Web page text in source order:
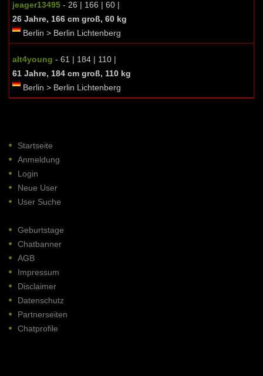
jeager13495 - 26 | 166 | 60 |
26 Jahre, 166 cm groß, 60 kg
Berlin > Berlin Lichtenberg
alt4young - 61 | 184 | 110 |
61 Jahre, 184 cm groß, 110 kg
Berlin > Berlin Lichtenberg
Startseite
Anmeldung
Login
Neue User
User Suche
Geburtstage
Chatbanner
AGB
Impressum
Disclaimer
Datenschutz
Partnerseiten
Chatprofile